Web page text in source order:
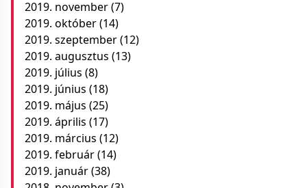
2019. november(7)
2019. október(14)
2019. szeptember(12)
2019. augusztus (13)
2019. július (8)
2019. június (18)
2019. május (25)
2019. április (17)
2019. március (12)
2019. február(14)
2019. január(38)